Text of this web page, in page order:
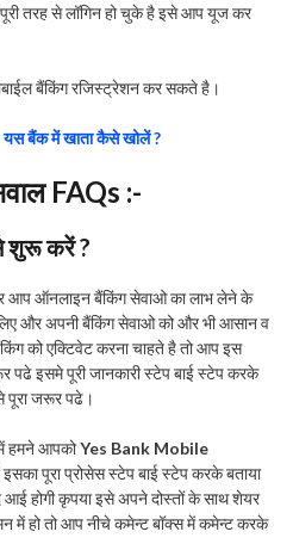
तरह से लॉगिन हो चुके है इसे आप यूज कर
बैंकिंग रजिस्ट्रेशन कर सकते है।
बैंक में खाता कैसे खोलें ?
FAQs :-
शुरू करें ?
आप ऑनलाइन बैंकिंग सेवाओ का लाभ लेने के
और अपनी बैंकिंग सेवाओ को और भी आसान व
को एक्टिवेट करना चाहते है तो आप इस
इसमे पूरी जानकारी स्टेप बाई स्टेप करके
पूरा जरूर पढे।
हमने आपकोYes Bank Mobile
पूरा प्रोसेस स्टेप बाई स्टेप करके बताया
होगी कृपया इसे अपने दोस्तों के साथ शेयर
हो तो आप नीचे कमेन्ट बॉक्स में कमेन्ट करके